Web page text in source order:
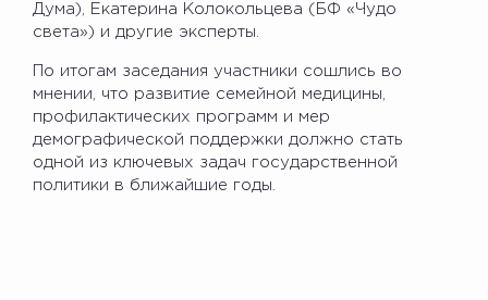
Дума), Екатерина Колокольцева (БФ «Чудо
света») и другие эксперты.
По итогам заседания участники сошлись во
мнении, что развитие семейной медицины,
профилактических программ и мер
демографической поддержки должно стать
одной из ключевых задач государственной
политики в ближайшие годы.